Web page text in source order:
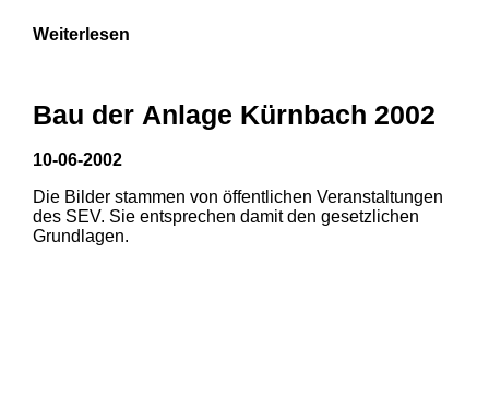
Weiterlesen
Bau der Anlage Kürnbach 2002
10-06-2002
Die Bilder stammen von öffentlichen Veranstaltungen
des SEV. Sie entsprechen damit den gesetzlichen
Grundlagen.